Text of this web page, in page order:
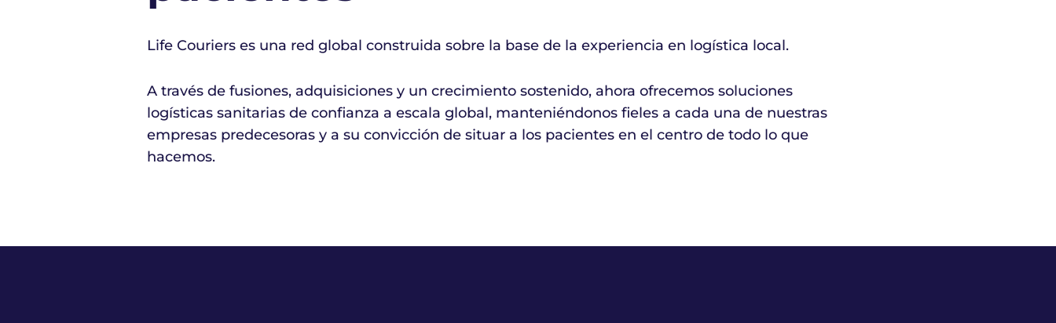
Life Couriers es una red global construida sobre la base de la experiencia en logística local.
A través de fusiones, adquisiciones y un crecimiento sostenido, ahora ofrecemos soluciones
logísticas sanitarias de confianza a escala global, manteniéndonos fieles a cada una de nuestras
empresas predecesoras y a su convicción de situar a los pacientes en el centro de todo lo que
hacemos.